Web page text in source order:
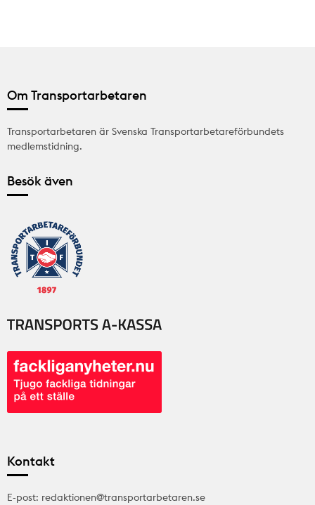
Om Transportarbetaren
Transportarbetaren är Svenska Transportarbetareförbundets
medlemstidning.
Besök även
Kontakt
E-post: redaktionen@transportarbetaren.se